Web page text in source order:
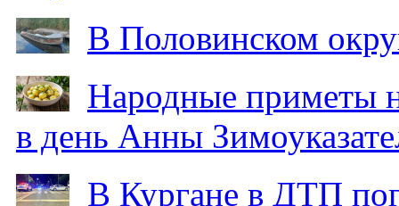
В Половинском
Народные приметы
в день Анны
В Кургане в ДТП